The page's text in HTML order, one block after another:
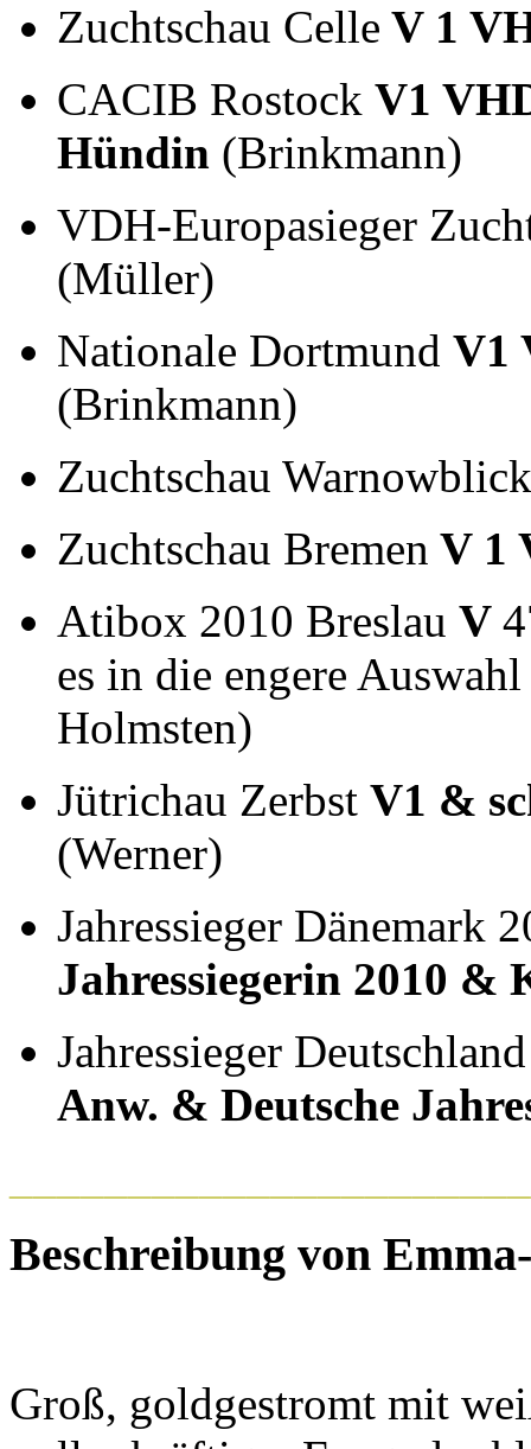
Zuchtschau Celle V 1
CACIB Rostock V1
Hündin (Brinkmann)
VDH-Europasieger
(Müller)
Nationale Dortmund V1
(Brinkmann)
Zuchtschau Warnowblick
Zuchtschau Bremen V 1
Atibox 2010 Breslau V
es in die engere
Holmsten)
Jütrichau Zerbst V1 &
(Werner)
Jahressieger Dänemark
Jahressiegerin 2010
Jahressieger
Anw. & Deutsche
Beschreibung von
Groß, goldgestromt mit